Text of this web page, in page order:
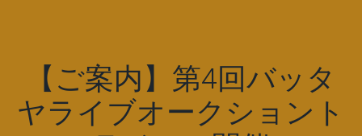
【ご案内】第4回バッタ
ヤライブオークショント